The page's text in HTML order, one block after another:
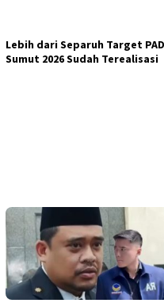
Lebih dari Separuh Target PAD
Sumut 2026 Sudah Terealisasi